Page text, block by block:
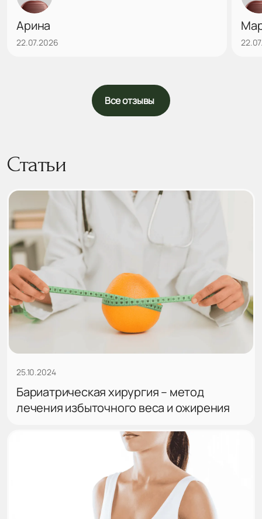
данного врача, побольше бы таких
внимательных! Еще раз огромное спасибо)
Арина
22.07.2026
Все отзывы
Статьи
25.10.2024
Бариатрическая хирургия – метод
лечения избыточного веса и ожирения